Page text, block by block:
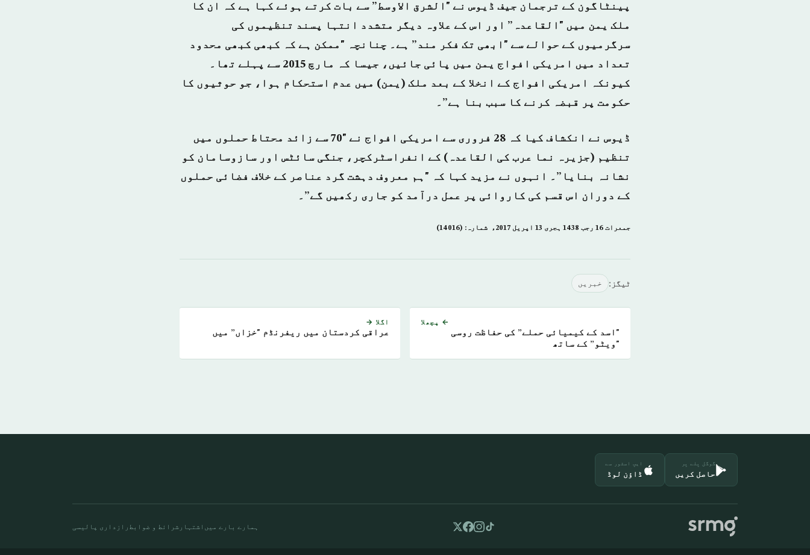
پینٹاگون کے ترجمان جیف ڈیوس نے "الشرق الاوسط” سے بات کرتے ہوئے کہا ہے کہ ان کا
ملک یمن میں "القاعدہ” اور اس کے علاوہ دیگر متشدد انتہا پسند تنظیموں کی
سرگرمیوں کے حوالے سے "ابھی تک فکر مند” ہے۔ چنانچہ "ممکن ہے کہ کبھی کبھی محدود
تعداد میں امریکی افواج یمن میں پائی جائیں، جیسا کہ مارچ 2015 سے پہلے تھا۔
کیونکہ امریکی افواج کے انخلا کے بعد ملک (یمن) میں عدم استحکام ہوا، جو حوثیوں کا
حکومت پر قبضہ کرنے کا سبب بنا ہے”۔
ڈیوس نے انکشاف کیا کہ 28 فروری سے امریکی افواج نے "70 سے زائد محتاط حملوں میں
تنظیم (جزیرہ نما عرب کی القاعدہ) کے انفراسٹرکچر، جنگی سائٹس اور سازوسامان کو
نشانہ بنایا”۔ انہوں نے مزید کہا کہ "ہم معروف دہشت گرد عناصر کے خلاف فضائی حملوں
کے دوران اس قسم کی کاروائی پر عمل درآمد کو جاری رکھیں گے”۔
جمعرات 16 رجب 1438 ہجری­ 13 اپریل 2017ء شمارہ: (14016)
ٹیگز: خبريں
← پچھلا
"اسد کے کیمیائی حملے” کی حفاظت روسی
"ویٹو” کے ساتھ
اگلا →
عراقی کردستان میں ریفرنڈم "خزاں” میں
گوگل پلے پر
حاصل کریں
ایپ اسٹور سے
ڈاؤن لوڈ
ہمارے بارے میں اشتہار شرائط و ضوابط رازداری پالیسی